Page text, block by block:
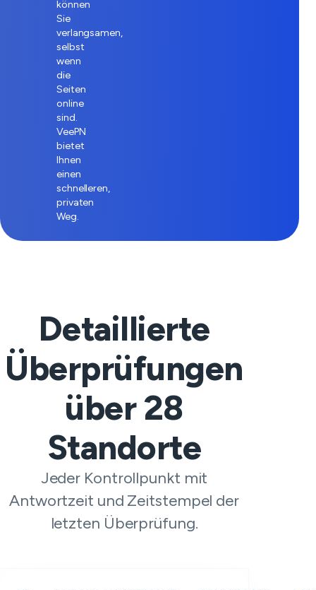
können
Sie
verlangsamen,
selbst
wenn
die
Seiten
online
sind.
VeePN
bietet
Ihnen
einen
schnelleren,
privaten
Weg.
Detaillierte
Überprüfungen
über28
Standorte
Jeder Kontrollpunkt mit
Antwortzeit und Zeitstempel der
letzten Überprüfung.